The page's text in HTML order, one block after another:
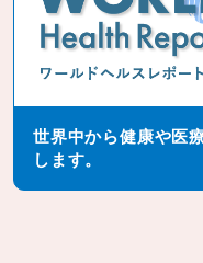
世界中から健康や医
します。